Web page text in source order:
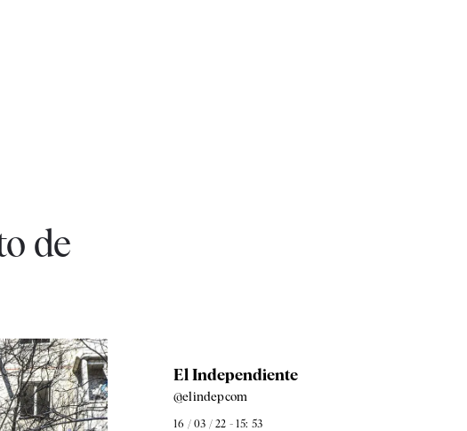
de
El Independiente
@elindepcom
16 / 03 / 22 - 15: 53